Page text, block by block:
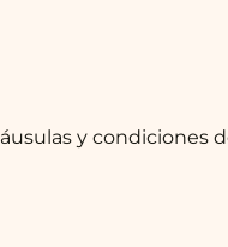
y condiciones